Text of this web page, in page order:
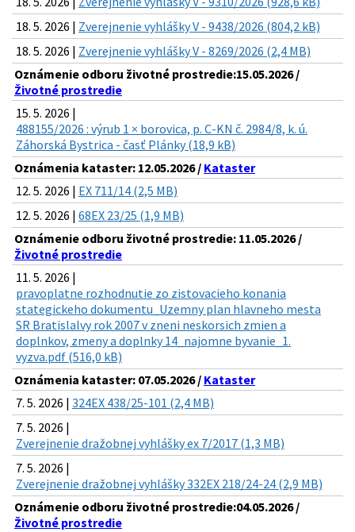
18. 5. 2026 | Zverejnenie vyhlášky V - 9438/2026 (804,2 kB)
18. 5. 2026 | Zverejnenie vyhlášky V - 8269/2026 (2,4 MB)
Oznámenie odboru životné prostredie:15.05.2026 /
Životné prostredie
15. 5. 2026 |
488155/2026 : výrub 1 × borovica, p. C-KN č. 2984/8, k. ú.
Záhorská Bystrica - časť Plánky (18,9 kB)
Oznámenia kataster: 12.05.2026 / Kataster
12. 5. 2026 | EX 711/14 (2,5 MB)
12. 5. 2026 | 68EX 23/25 (1,9 MB)
Oznámenie odboru životné prostredie: 11.05.2026 /
Životné prostredie
11. 5. 2026 |
pravoplatne rozhodnutie zo zistovacieho konania
stategickeho dokumentu_Uzemny plan hlavneho mesta
SR Bratislalvy rok 2007 v zneni neskorsich zmien a
doplnkov, zmeny a doplnky 14_najomne byvanie_1.
vyzva.pdf (516,0 kB)
Oznámenia kataster: 07.05.2026 / Kataster
7. 5. 2026 | 324EX 438/25-101 (2,4 MB)
7. 5. 2026 |
Zverejnenie dražobnej vyhlášky ex 7/2017 (1,3 MB)
7. 5. 2026 |
Zverejnenie dražobnej vyhlášky 332EX 218/24-24 (2,9 MB)
Oznámenie odboru životné prostredie:04.05.2026 /
Životné prostredie